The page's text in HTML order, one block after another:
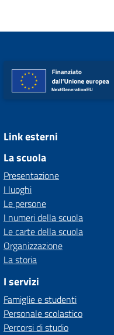
Link esterni
La scuola
Presentazione
I luoghi
Le persone
I numeri della scuola
Le carte della scuola
Organizzazione
La storia
I servizi
Famiglie e studenti
Personale scolastico
Percorsi di studio